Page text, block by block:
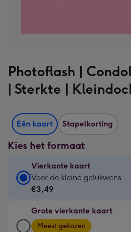
Photoflash |
| Sterkte |
Eén kaart Stapelkorting
Kies het formaat
Vierkante kaart
Vierkante
kaart
€3,49
-
Voor de kleine gelukwens
€3,49
Grote vierkante kaart
Grote
Meest gekozen